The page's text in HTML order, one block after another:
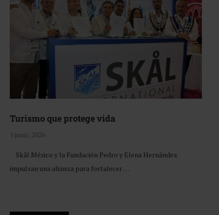
Turismo que protege vida
1 junio, 2026
Skål México y la Fundación Pedro y Elena Hernández
impulsan una alianza para fortalecer …